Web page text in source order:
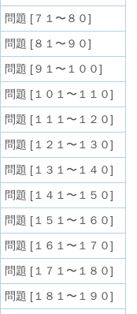
問題 [７１〜８０]
問題 [８１〜９０]
問題 [９１〜１００]
問題 [１０１〜１１０]
問題 [１１１〜１２０]
問題 [１２１〜１３０]
問題 [１３１〜１４０]
問題 [１４１〜１５０]
問題 [１５１〜１６０]
問題 [１６１〜１７０]
問題 [１７１〜１８０]
問題 [１８１〜１９０]